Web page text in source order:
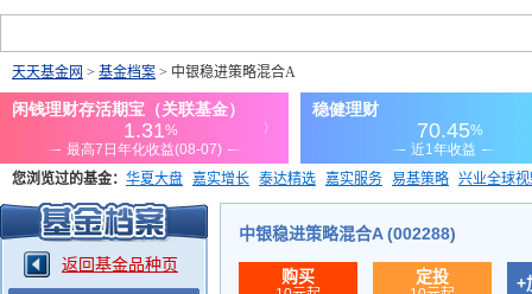
天天基金网 > 基金档案 > 中银稳进策略混合A
您浏览过的基金： 华夏大盘 嘉实增长 泰达精选 嘉实服务 易基策略 兴业全球
添富优势 华安宏利 上证180价值ETF
返回基金品种页
中银稳进策略混合A (002288)
购买 定投 +